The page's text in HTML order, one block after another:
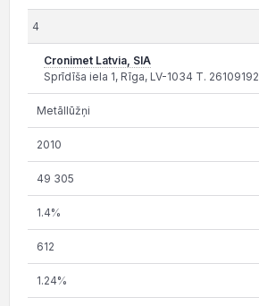
4
Cronimet Latvia, SIA
Sprīdīša iela 1, Rīga, LV-1034 T. 26109192
Metāllūžņi
2010
49 305
1.4%
612
1.24%